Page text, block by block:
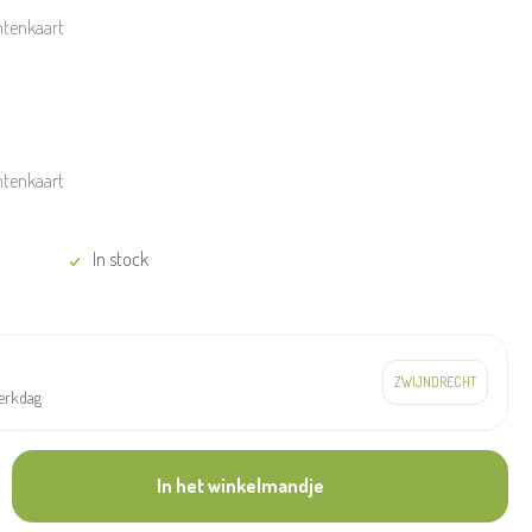
In stock
In het winkelmandje